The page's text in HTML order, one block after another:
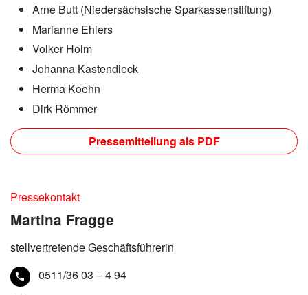
Arne Butt (Niedersächsische Sparkassenstiftung)
Marianne Ehlers
Volker Holm
Johanna Kastendieck
Herma Koehn
Dirk Römmer
Pressemitteilung als PDF
Pressekontakt
Martina Fragge
stellvertretende Geschäftsführerin
0511/36 03 – 4 94